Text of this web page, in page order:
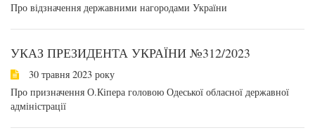
Про відзначення державними нагородами України
УКАЗ ПРЕЗИДЕНТА УКРАЇНИ №312/2023
30 травня 2023 року
Про призначення О.Кіпера головою Одеської обласної державної
адміністрації